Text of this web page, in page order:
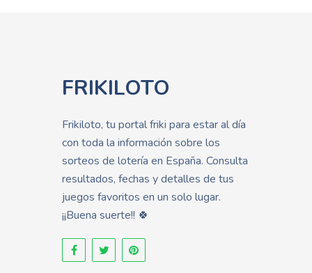
FRIKILOTO
Frikiloto, tu portal friki para estar al día
con toda la información sobre los
sorteos de lotería en España. Consulta
resultados, fechas y detalles de tus
juegos favoritos en un solo lugar.
¡¡Buena suerte!! 🍀